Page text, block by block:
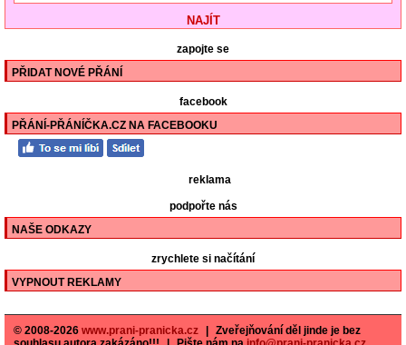
zapojte se
PŘIDAT NOVÉ PŘÁNÍ
facebook
PŘÁNÍ-PŘÁNÍČKA.CZ NA FACEBOOKU
reklama
podpořte nás
NAŠE ODKAZY
zrychlete si načítání
VYPNOUT REKLAMY
© 2008-2026 www.prani-pranicka.cz
Zveřejňování děl jinde je bez